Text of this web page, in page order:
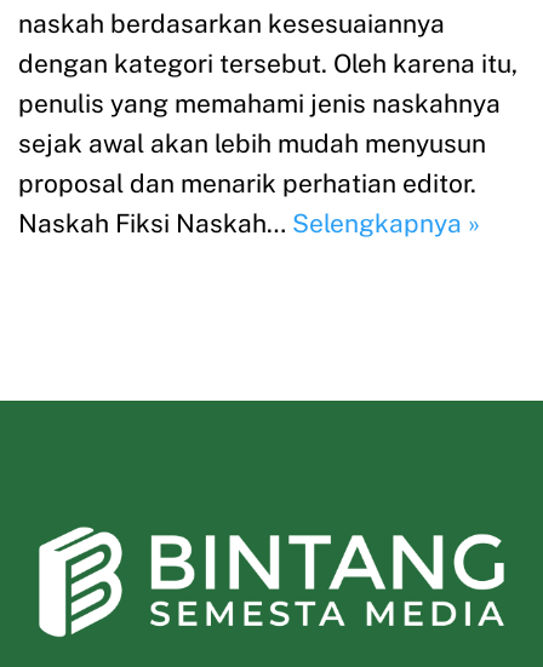
naskah berdasarkan kesesuaiannya
dengan kategori tersebut. Oleh karena itu,
penulis yang memahami jenis naskahnya
sejak awal akan lebih mudah menyusun
proposal dan menarik perhatian editor.
Naskah Fiksi Naskah… Selengkapnya »